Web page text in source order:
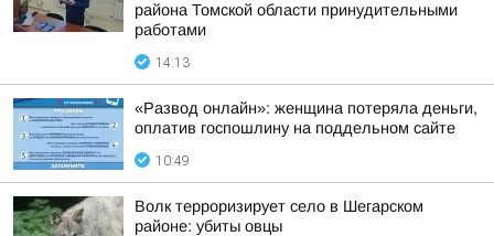
района Томской области принудительными
работами
14:13
«Развод онлайн»: женщина потеряла деньги,
оплатив госпошлину на поддельном сайте
10:49
Волк терроризирует село в Шегарском
районе: убиты овцы